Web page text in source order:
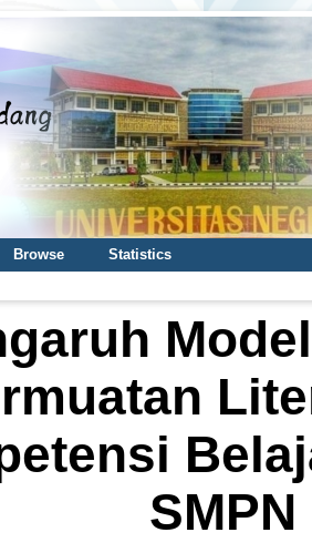
Browse
Statistics